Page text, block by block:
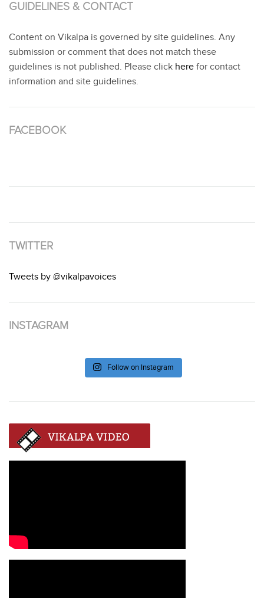
GUIDELINES & CONTACT
Content on Vikalpa is governed by site guidelines. Any
submission or comment that does not match these
guidelines is not published. Please click here for contact
information and site guidelines.
FACEBOOK
TWITTER
Tweets by @vikalpavoices
INSTAGRAM
Follow on Instagram